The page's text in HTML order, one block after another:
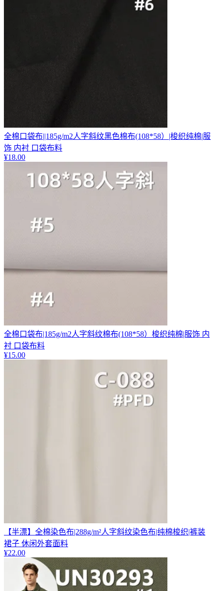
全棉口袋布||185g/m2人字斜纹黑色棉布(108*58）|梭织纯棉|服
饰 内衬 口袋布料
¥18.00
全棉口袋布|185g/m2人字斜纹棉布(108*58）梭织纯棉|服饰 内
衬 口袋布料
¥15.00
【半漂】全棉染色布|288g/m²人字斜纹染色布|纯棉梭织|裤装
裙子 休闲外套面料
¥22.00